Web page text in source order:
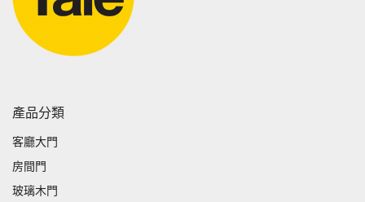
產品分類
客廳大門
房間門
玻璃木門